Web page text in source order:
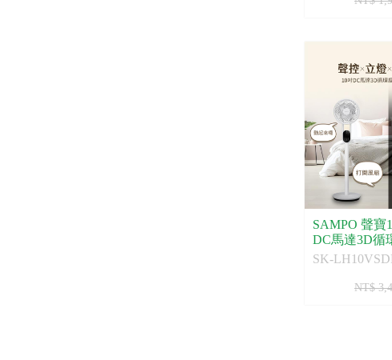
SAMPO 聲寶
DC馬達3D循
SK-
NT$